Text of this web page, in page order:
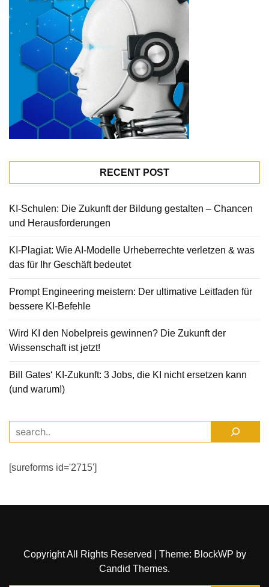
RECENT POST
KI-Schulen: Die Zukunft der Bildung gestalten – Chancen
und Herausforderungen
KI-Plagiat: Wie AI-Modelle Urheberrechte verletzen & was
das für Ihr Geschäft bedeutet
Prompt Engineering meistern: Der ultimative Leitfaden für
bessere KI-Befehle
Wird KI den Nobelpreis gewinnen? Die Zukunft der
Wissenschaft ist jetzt!
Bill Gates‘ KI-Zukunft: 3 Jobs, die KI nicht ersetzen kann
(und warum!)
[sureforms id='2715']
Copyright All Rights Reserved
Theme: BlockWP by
Candid Themes.